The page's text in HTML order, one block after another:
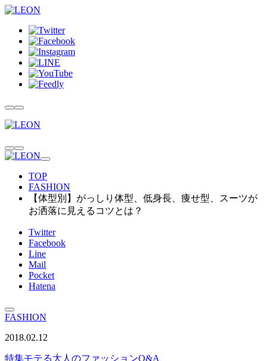
TOP
FASHION
【体型別】がっしり体型、低身長、痩せ型、スーツが
お洒落に見えるコツとは？
Twitter
Facebook
Line
Mail
Pocket
Hatena
FASHION
2018.02.12
特集モテる大人のファッションQ&A